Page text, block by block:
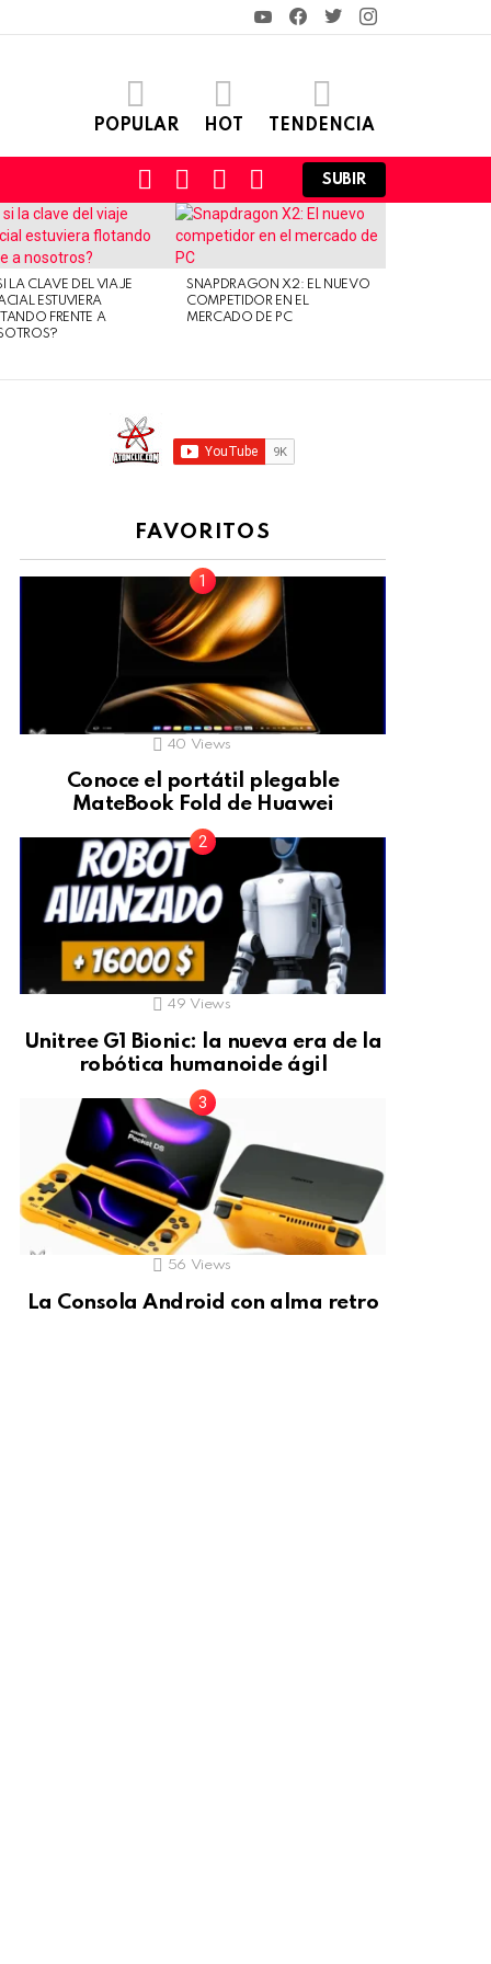
YouTubeFacebook
TwitterInstagram
POPULAR HOT TENDENCIA
SWITCHFOLLOWSEARCHLOGIN
SUBIR
LA CLAVE DEL VIAJE
ESTUVIERA
FRENTE A
SNAPDRAGON X2: EL NUEVO
COMPETIDOR EN EL
MERCADO DE PC
FAVORITOS
40 Views
Conoce el portátil plegable
MateBook Fold de Huawei
49 Views
Unitree G1 Bionic: la nueva era de la
robótica humanoide ágil
56 Views
La Consola Android con alma retro